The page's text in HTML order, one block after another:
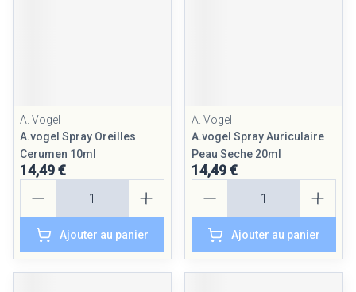
A. Vogel
A.vogel Spray Oreilles
Cerumen 10ml
14,49 €
Ajouter au panier
A. Vogel
A.vogel Spray Auriculaire
Peau Seche 20ml
14,49 €
Ajouter au panier